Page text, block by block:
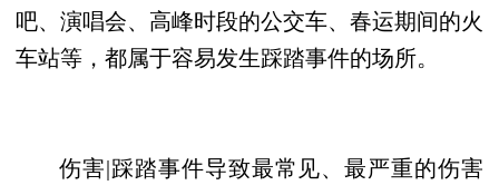
吧、演唱会、高峰时段的公交车、春运期间的火
车站等，都属于容易发生踩踏事件的场所。
伤害|踩踏事件导致最常见、最严重的伤害